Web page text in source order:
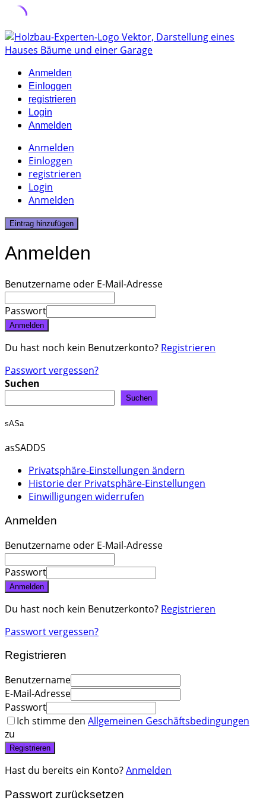
Skip
to
Anmelden
Einloggen
registrieren
Login
Anmelden
Anmelden
Einloggen
registrieren
Login
Anmelden
Eintrag hinzufügen
Anmelden
Benutzername oder E-Mail-Adresse
Passwort
Anmelden
Du hast noch kein Benutzerkonto? Registrieren
Passwort vergessen?
Suchen
Suchen
sASa
asSADDS
Privatsphäre-Einstellungen ändern
Historie der Privatsphäre-Einstellungen
Einwilligungen widerrufen
Anmelden
Benutzername oder E-Mail-Adresse
Passwort
Anmelden
Du hast noch kein Benutzerkonto? Registrieren
Passwort vergessen?
Registrieren
Benutzername
E-Mail-Adresse
Passwort
Ich stimme den Allgemeinen Geschäftsbedingungen
zu
Registrieren
Hast du bereits ein Konto?Anmelden
Passwort zurücksetzen